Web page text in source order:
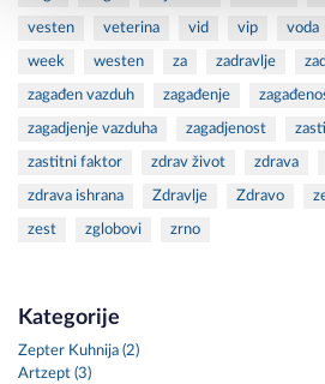
vesten veterina vid vip voda
week westen za zadravlje
zagađen vazduh zagađenje
zagadjenje vazduha zagadjenost
zastitni faktor zdrav život zdrava
zdrava ishrana Zdravlje Zdravo
zest zglobovi zrno
Kategorije
Zepter Kuhnija (2)
Artzept (3)